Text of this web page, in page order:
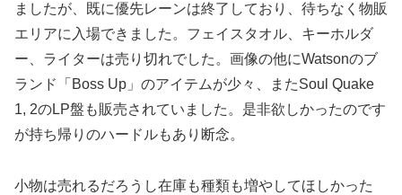
ましたが、既に優先レーンは終了しており、待ちなく物販
エリアに入場できました。フェイスタオル、キーホルダ
ー、ライターは売り切れでした。画像の他にWatsonのブ
ランド「Boss Up」のアイテムが少々、またSoul Quake
1, 2のLP盤も販売されていました。是非欲しかったのです
が持ち帰りのハードルもあり断念。
小物は売れるだろうし在庫も種類も増やしてほしかった